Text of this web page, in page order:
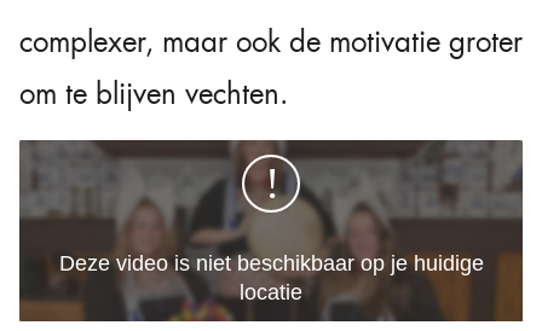
complexer, maar ook de motivatie groter
om te blijven vechten.